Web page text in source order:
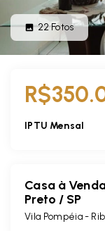
22Fotos
IPTU Mensal
Casa à
Preto / SP
Vila Pompéia -